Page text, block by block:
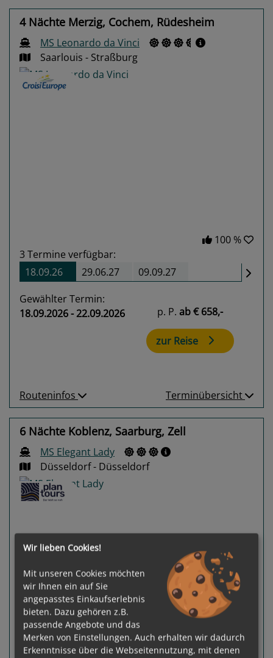
4 Nächte Merzig, Cochem, Rüdesheim
MS Leonardo da Vinci
Saarlouis - Straßburg
100 %
3 Termine verfügbar:
18.09.26
29.06.27 09.09.27
Gewählter Termin:
18.09.2026 - 22.09.2026
p. P. ab€ 658,-
zur Reise
Routeninfos Terminübersicht
6 Nächte Koblenz, Saarburg, Zell
MS Elegant Lady
Düsseldorf - Düsseldorf
100 %
Wir lieben Cookies!
Mit unseren Cookies möchten
wir Ihnen ein auf Sie
angepasstes Einkaufserlebnis
bieten. Dazu gehören z.B.
passende Angebote und das
Merken von Einstellungen. Auch erhalten wir dadurch
Erkenntnisse über die Webseitennutzung, mit denen